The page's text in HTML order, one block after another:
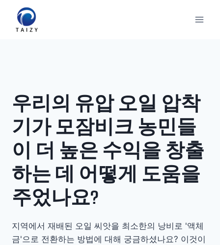
content
우리의 유압 오일 압착
기가 모잠비크 농민들
이 더 높은 수익을 창출
하는 데 어떻게 도움을
주었나요?
지역에서 재배된 오일 씨앗을 최소한의 낭비로 '액체
금'으로 전환하는 방법에 대해 궁금하셨나요? 이것이